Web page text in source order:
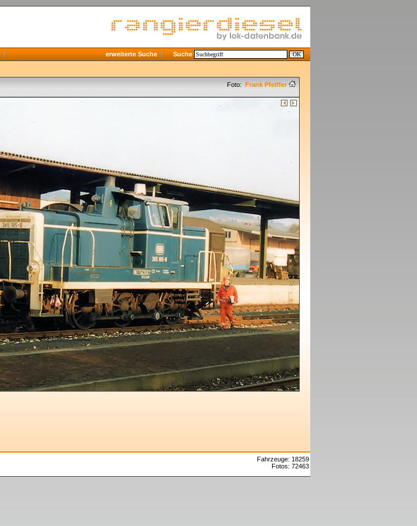
erweiterte Suche Suche
Foto: Frank Pfeiffer
Fahrzeuge: 18259
Fotos: 72463